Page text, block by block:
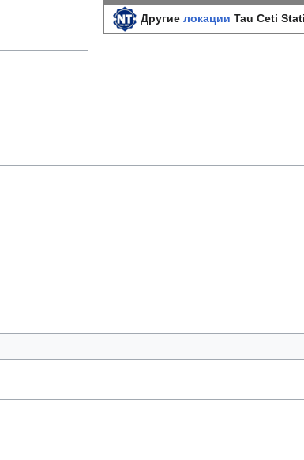
Другие локации Tau Ceti